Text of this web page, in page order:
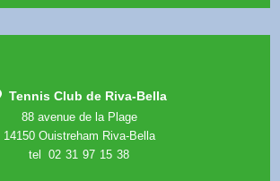
Tennis Club de Riva-Bella
88 avenue de la Plage
14150 Ouistreham Riva-Bella
tel 02 31 97 15 38